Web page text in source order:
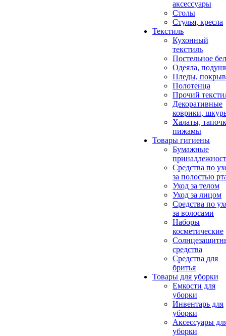
аксессуары
Столы
Стулья, кресла
Текстиль
Кухонный
текстиль
Постельное
Одеяла,
Пледы,
Полотенца
Прочий
Декоративные
коврики,
Халаты,
пижамы
Товары гигиены
Бумажные
Средства по
за полостью
Уход за телом
Уход за лицом
Средства по
за волосами
Наборы
косметические
средства
Средства для
бритья
Товары для уборки
Емкости для
уборки
Инвентарь для
уборки
Аксессуары
уборки